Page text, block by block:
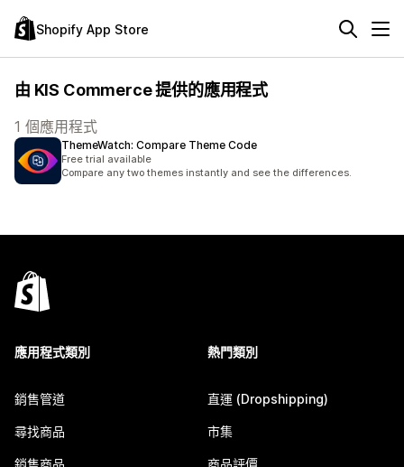
Shopify App Store
由 KIS Commerce 提供的應用程式
1 個應用程式
ThemeWatch: Compare Theme Code
Free trial available
Compare any two themes instantly and see the differences.
應用程式類別
銷售管道
尋找商品
銷售商品
熱門類別
直運 (Dropshipping)
市集
商品評價